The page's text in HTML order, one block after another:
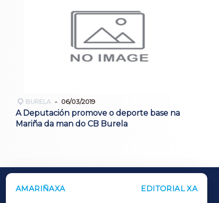
BURELA 06/03/2019
A Deputación promove o deporte base na
Mariña da man do CB Burela
AMARIÑAXA EDITORIAL XA
OUTROS PERIÓDICOS